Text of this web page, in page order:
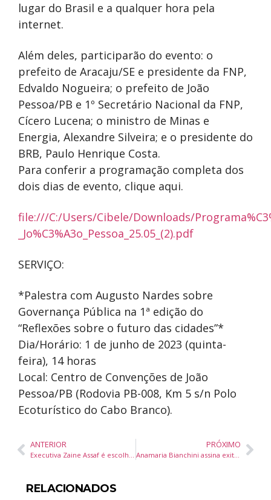
lugar do Brasil e a qualquer hora pela
internet.
Além deles, participarão do evento: o
prefeito de Aracaju/SE e presidente da FNP,
Edvaldo Nogueira; o prefeito de João
Pessoa/PB e 1º Secretário Nacional da FNP,
Cícero Lucena; o ministro de Minas e
Energia, Alexandre Silveira; e o presidente do
BRB, Paulo Henrique Costa.
Para conferir a programação completa dos
dois dias de evento, clique aqui.
file:///C:/Users/Cibele/Downloads/
_Jo%C3%A3o_Pessoa_25.05_(2).pdf
SERVIÇO:
*Palestra com Augusto Nardes sobre
Governança Pública na 1ª edição do
“Reflexões sobre o futuro das cidades”*
Dia/Horário: 1 de junho de 2023 (quinta-
feira), 14 horas
Local: Centro de Convenções de João
Pessoa/PB (Rodovia PB-008, Km 5 s/n Polo
Ecoturístico do Cabo Branco).
ANTERIOR
Executiva Zaine Assaf é escolhida Madrinha do Almoço das Quintas
PRÓXIMO
Anamaria Bianchini assina exitoso evento de Keila Siqueira Vila de Oliveira em Cuiabá
RELACIONADOS